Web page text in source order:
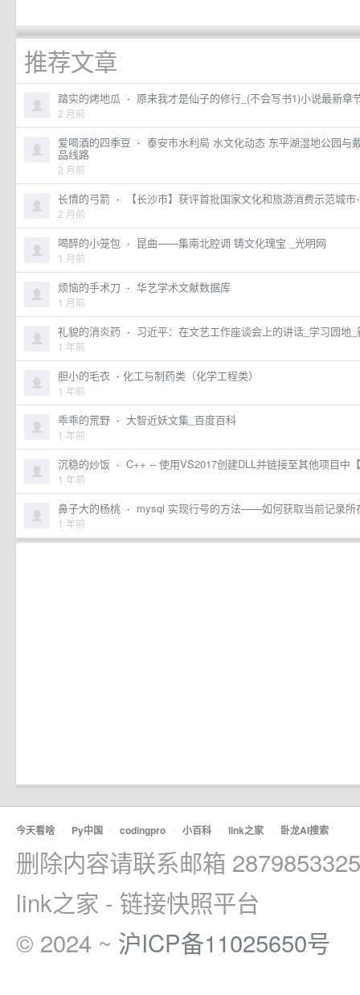
推荐文章
踏实的烤地瓜 · 原来我才是仙子的修行_(不会写书1)小说最新章
2 月前
爱喝酒的四季豆 · 泰安市水利局 水文化动态 东平湖湿地公园与
品线路
2 月前
长情的弓箭 · 【长沙市】获评首批国家文化和旅游消费示范城
2 月前
喝醉的小笼包 · 昆曲——集南北腔调 铸文化瑰宝 _光明网
1 月前
烦恼的手术刀 · 华艺学术文献数据库
1 月前
礼貌的消炎药 · 习近平：在文艺工作座谈会上的讲话_学习园地
1 年前
胆小的毛衣 · ​化工与制药类（化学工程类）
1 年前
乖乖的荒野 · 大智近妖文集_百度百科
1 年前
沉稳的炒饭 · C++ -- 使用VS2017创建DLL并链接至其他项目中
1 年前
鼻子大的杨桃 · mysql 实现行号的方法——如何获取当前记录所
1 年前
今天看啥 · Py中国 · codingpro · 小百科 · link之家 · 卧龙AI搜索
删除内容请联系邮箱
link之家 - 链接快照平台
© 2024 ~ 沪ICP备11025650号